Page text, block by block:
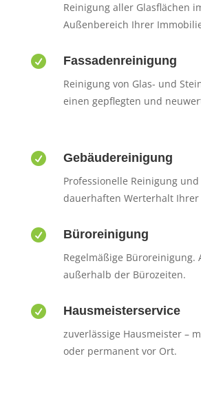
Reinigung aller Glasflächen
Außenbereich Ihrer
 Fassadenreinigung
Reinigung von Glas- und
einen gepflegten und
 Gebäudereinigung
Professionelle Reinigung und
dauerhaften Werterhalt
 Büroreinigung
Regelmäßige Büroreinigung.
außerhalb der Bürozeiten.
 Hausmeisterservice
zuverlässige Hausmeister –
oder permanent vor Ort.